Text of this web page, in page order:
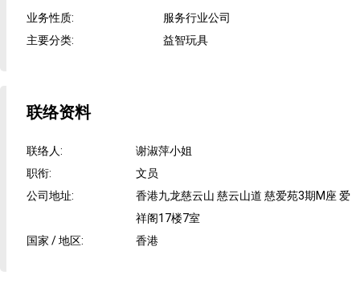
业务性质:
服务行业公司
主要分类: 益智玩具
联络资料
联络人:
谢淑萍小姐
职衔:
文员
公司地址:
香港九龙慈云山 慈云山道 慈爱苑3期M座 爱
祥阁17楼7室
国家 / 地区: 香港